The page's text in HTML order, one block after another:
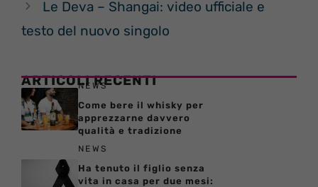
Le Deva – Shangai: video ufficiale e
testo del nuovo singolo
ARTICOLI RECENTI
NEWS
Come bere il whisky per
apprezzarne davvero
qualità e tradizione
NEWS
Ha tenuto il figlio senza
vita in casa per due mesi: